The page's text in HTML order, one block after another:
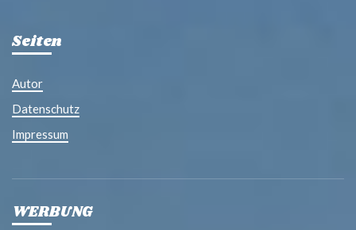
Seiten
Autor
Datenschutz
Impressum
WERBUNG